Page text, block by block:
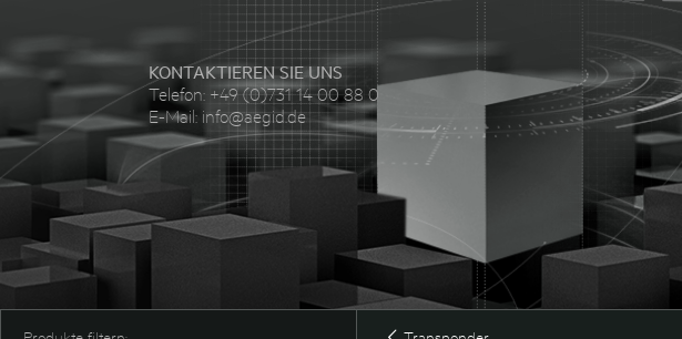
KONTAKTIEREN SIE UNS
Telefon: +49 (0)731 14 00 88 0
E-Mail: info@aegid.de